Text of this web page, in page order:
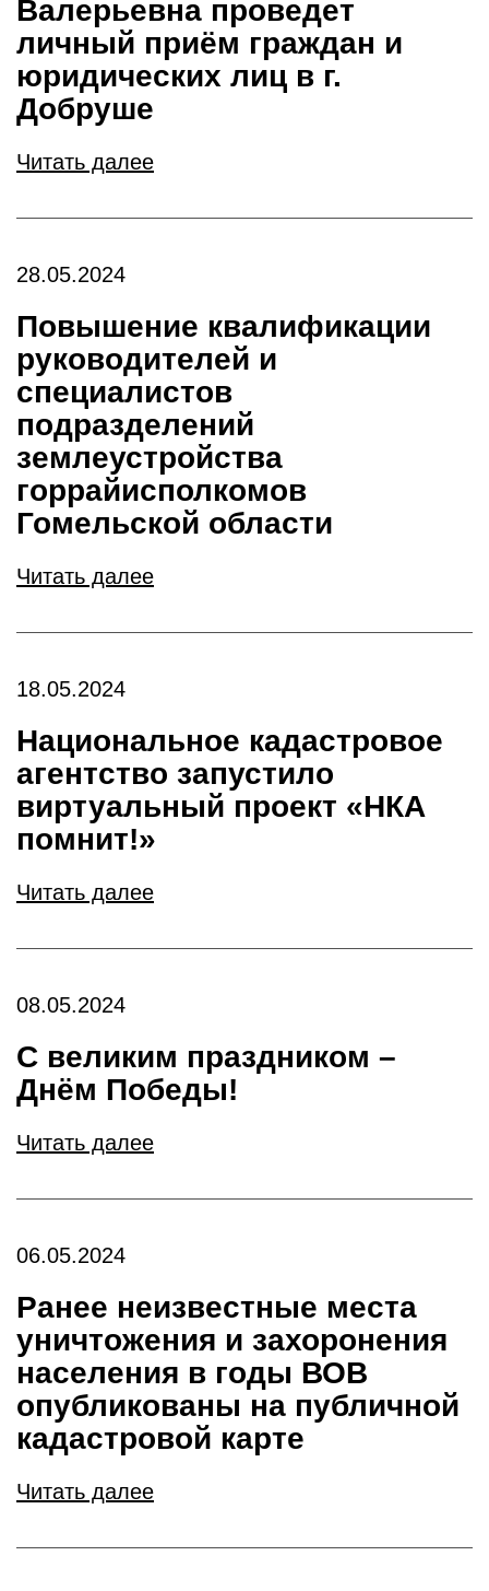
Валерьевна проведет
личный приём граждан и
юридических лиц в г.
Добруше
Читать далее
28.05.2024
Повышение квалификации
руководителей и
специалистов
подразделений
землеустройства
горрайисполкомов
Гомельской области
Читать далее
18.05.2024
Национальное кадастровое
агентство запустило
виртуальный проект «НКА
помнит!»
Читать далее
08.05.2024
С великим праздником –
Днём Победы!
Читать далее
06.05.2024
Ранее неизвестные места
уничтожения и захоронения
населения в годы ВОВ
опубликованы на публичной
кадастровой карте
Читать далее